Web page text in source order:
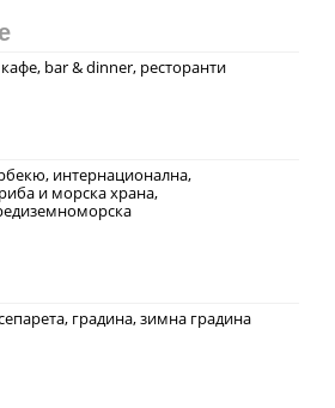
bar & dinner, ресторанти
интернационална,
и морска храна,
градина, зимна градина